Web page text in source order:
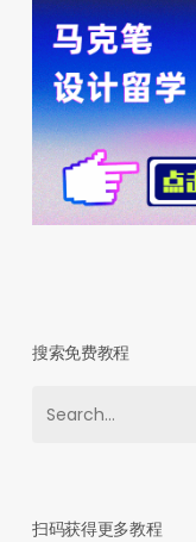
搜索免费教程
扫码获得更多教程